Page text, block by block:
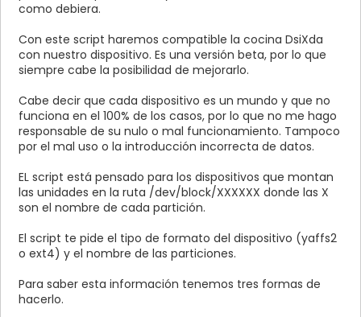
como debiera.
Con este script haremos compatible la cocina DsiXda
con nuestro dispositivo. Es una versión beta, por lo que
siempre cabe la posibilidad de mejorarlo.
Cabe decir que cada dispositivo es un mundo y que no
funciona en el 100% de los casos, por lo que no me hago
responsable de su nulo o mal funcionamiento. Tampoco
por el mal uso o la introducción incorrecta de datos.
EL script está pensado para los dispositivos que montan
las unidades en la ruta /dev/block/XXXXXX donde las X
son el nombre de cada partición.
El script te pide el tipo de formato del dispositivo (yaffs2
o ext4) y el nombre de las particiones.
Para saber esta información tenemos tres formas de
hacerlo.